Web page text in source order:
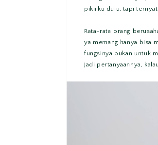
pikirku dulu, tapi
Rata-rata orang
ya memang hanya bisa
fungsinya bukan untuk
Jadi pertanyaannya,